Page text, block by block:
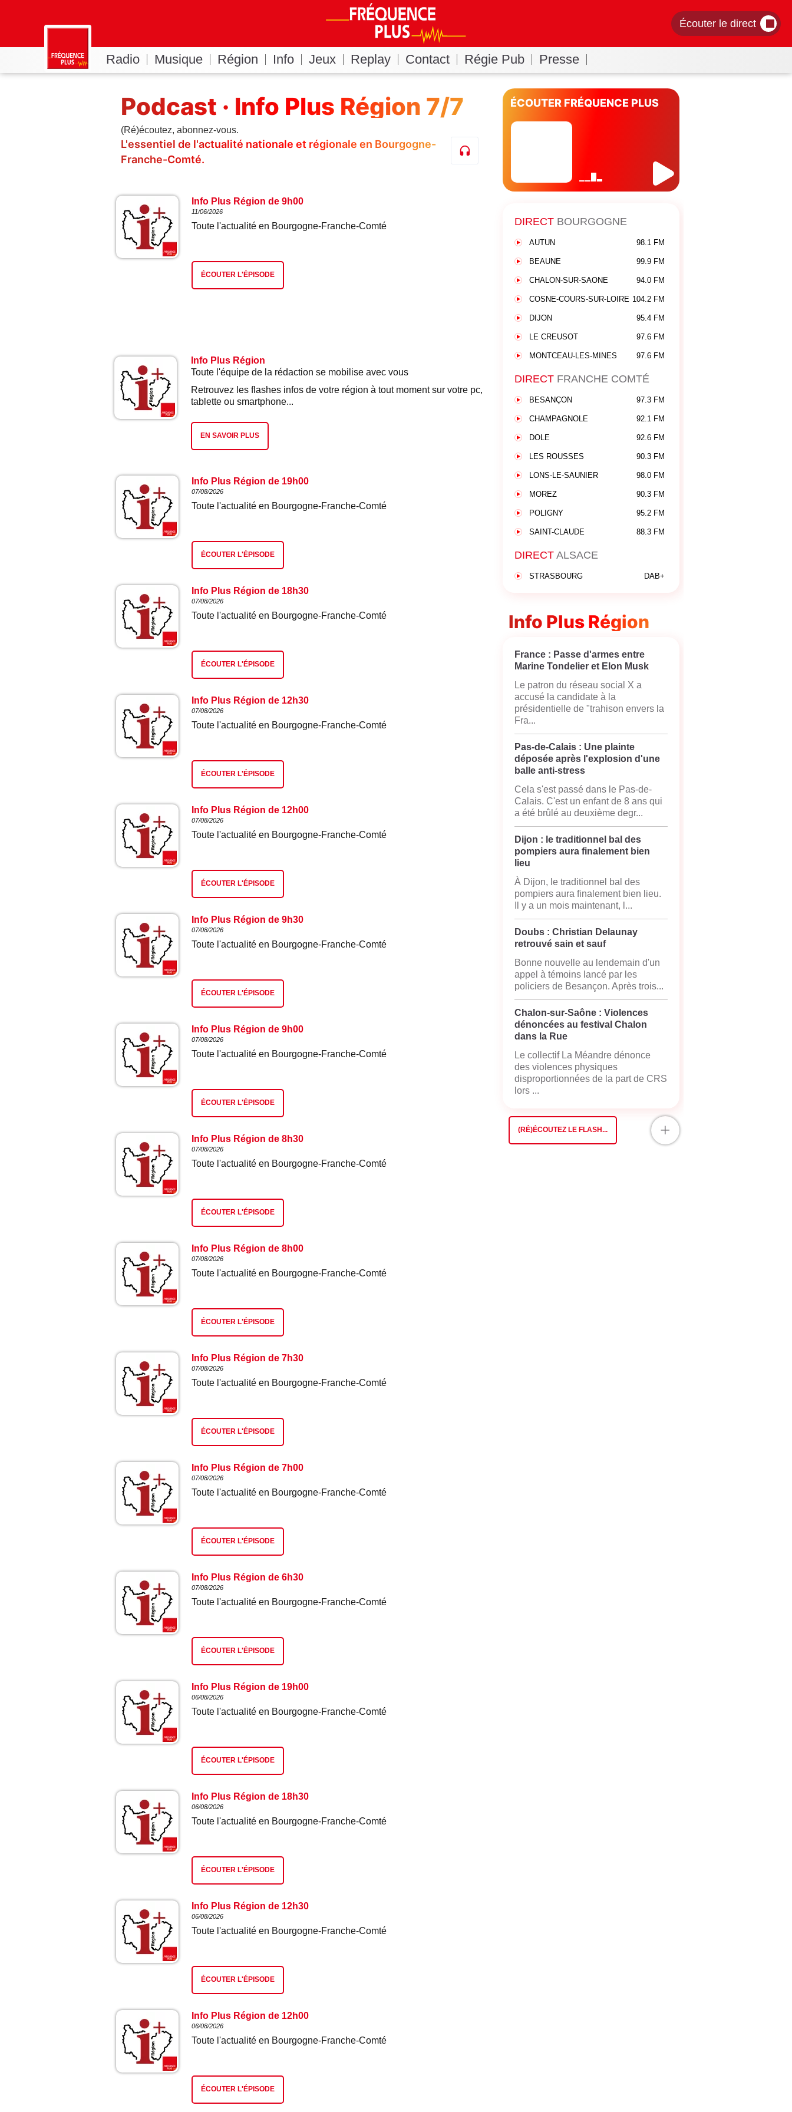
Écouter le direct
Radio Musique Région Info Jeux Replay Contact Régie Pub Presse
Podcast · Info Plus Région 7/7
(Ré)écoutez, abonnez-vous.
L'essentiel de l'actualité nationale et régionale en Bourgogne-
Franche-Comté.
Info Plus Région de 9h00
11/06/2026
Toute l'actualité en Bourgogne-Franche-Comté
ÉCOUTER L'ÉPISODE
Info Plus Région
Toute l'équipe de la rédaction se mobilise avec vous
Retrouvez les flashes infos de votre région à tout moment sur votre pc,
tablette ou smartphone...
EN SAVOIR PLUS
Info Plus Région de 19h00
07/08/2026
Toute l'actualité en Bourgogne-Franche-Comté
ÉCOUTER L'ÉPISODE
Info Plus Région de 18h30
07/08/2026
Toute l'actualité en Bourgogne-Franche-Comté
ÉCOUTER L'ÉPISODE
Info Plus Région de 12h30
07/08/2026
Toute l'actualité en Bourgogne-Franche-Comté
ÉCOUTER L'ÉPISODE
Info Plus Région de 12h00
07/08/2026
Toute l'actualité en Bourgogne-Franche-Comté
ÉCOUTER L'ÉPISODE
Info Plus Région de 9h30
07/08/2026
Toute l'actualité en Bourgogne-Franche-Comté
ÉCOUTER L'ÉPISODE
Info Plus Région de 9h00
07/08/2026
Toute l'actualité en Bourgogne-Franche-Comté
ÉCOUTER L'ÉPISODE
Info Plus Région de 8h30
07/08/2026
Toute l'actualité en Bourgogne-Franche-Comté
ÉCOUTER L'ÉPISODE
Info Plus Région de 8h00
07/08/2026
Toute l'actualité en Bourgogne-Franche-Comté
ÉCOUTER L'ÉPISODE
Info Plus Région de 7h30
07/08/2026
Toute l'actualité en Bourgogne-Franche-Comté
ÉCOUTER L'ÉPISODE
Info Plus Région de 7h00
07/08/2026
Toute l'actualité en Bourgogne-Franche-Comté
ÉCOUTER L'ÉPISODE
Info Plus Région de 6h30
07/08/2026
Toute l'actualité en Bourgogne-Franche-Comté
ÉCOUTER L'ÉPISODE
Info Plus Région de 19h00
06/08/2026
Toute l'actualité en Bourgogne-Franche-Comté
ÉCOUTER L'ÉPISODE
Info Plus Région de 18h30
06/08/2026
Toute l'actualité en Bourgogne-Franche-Comté
ÉCOUTER L'ÉPISODE
Info Plus Région de 12h30
06/08/2026
Toute l'actualité en Bourgogne-Franche-Comté
ÉCOUTER L'ÉPISODE
Info Plus Région de 12h00
06/08/2026
Toute l'actualité en Bourgogne-Franche-Comté
ÉCOUTER L'ÉPISODE
ÉCOUTER FRÉQUENCE PLUS
DIRECTBOURGOGNE
AUTUN 98.1 FM
BEAUNE 99.9 FM
CHALON-SUR-SAONE 94.0 FM
COSNE-COURS-SUR-LOIRE 104.2 FM
DIJON 95.4 FM
LE CREUSOT 97.6 FM
MONTCEAU-LES-MINES 97.6 FM
DIRECTFRANCHE COMTÉ
BESANÇON 97.3 FM
CHAMPAGNOLE 92.1 FM
DOLE 92.6 FM
LES ROUSSES 90.3 FM
LONS-LE-SAUNIER 98.0 FM
MOREZ 90.3 FM
POLIGNY 95.2 FM
SAINT-CLAUDE 88.3 FM
DIRECTALSACE
STRASBOURG DAB+
Info Plus Région
France : Passe d'armes entre
Marine Tondelier et Elon Musk
Le patron du réseau social X a
accusé la candidate à la
présidentielle de "trahison envers la
Fra...
Pas-de-Calais : Une plainte
déposée après l'explosion d'une
balle anti-stress
Cela s'est passé dans le Pas-de-
Calais. C'est un enfant de 8 ans qui
a été brûlé au deuxième degr...
Dijon : le traditionnel bal des
pompiers aura finalement bien
lieu
À Dijon, le traditionnel bal des
pompiers aura finalement bien lieu.
Il y a un mois maintenant, l...
Doubs : Christian Delaunay
retrouvé sain et sauf
Bonne nouvelle au lendemain d'un
appel à témoins lancé par les
policiers de Besançon. Après trois...
Chalon-sur-Saône : Violences
dénoncées au festival Chalon
dans la Rue
Le collectif La Méandre dénonce
des violences physiques
disproportionnées de la part de CRS
lors ...
(RÉ)ÉCOUTEZ LE FLASH... +